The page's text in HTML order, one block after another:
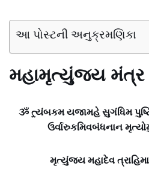
આ પોસ્ટની અનુક્રમણિકા
મહામૃત્યુંજય મંત્ર
ૐ ત્ર્યંબકમ યજામહે સુગંધિમ
ઉર્વારુકમિવબંધનાન
મૃત્યુંજય મહાદેવ